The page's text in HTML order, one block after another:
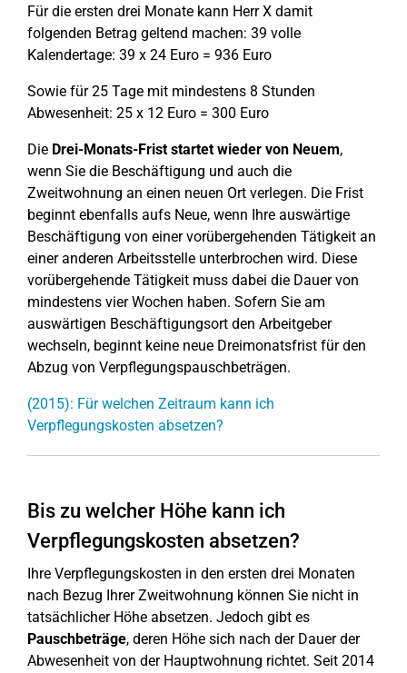
Für die ersten drei Monate kann Herr X damit
folgenden Betrag geltend machen: 39 volle
Kalendertage: 39 x 24 Euro = 936 Euro
Sowie für 25 Tage mit mindestens 8 Stunden
Abwesenheit: 25 x 12 Euro = 300 Euro
Die Drei-Monats-Frist startet wieder von Neuem,
wenn Sie die Beschäftigung und auch die
Zweitwohnung an einen neuen Ort verlegen. Die Frist
beginnt ebenfalls aufs Neue, wenn Ihre auswärtige
Beschäftigung von einer vorübergehenden Tätigkeit an
einer anderen Arbeitsstelle unterbrochen wird. Diese
vorübergehende Tätigkeit muss dabei die Dauer von
mindestens vier Wochen haben. Sofern Sie am
auswärtigen Beschäftigungsort den Arbeitgeber
wechseln, beginnt keine neue Dreimonatsfrist für den
Abzug von Verpflegungspauschbeträgen.
(2015): Für welchen Zeitraum kann ich
Verpflegungskosten absetzen?
Bis zu welcher Höhe kann ich
Verpflegungskosten absetzen?
Ihre Verpflegungskosten in den ersten drei Monaten
nach Bezug Ihrer Zweitwohnung können Sie nicht in
tatsächlicher Höhe absetzen. Jedoch gibt es
Pauschbeträge, deren Höhe sich nach der Dauer der
Abwesenheit von der Hauptwohnung richtet. Seit 2014